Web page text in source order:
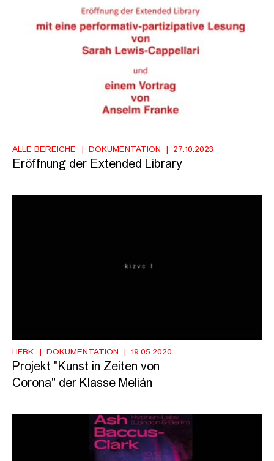
ALLE BEREICHE DOKUMENTATION 27.10.2023
Eröffnung der Extended Library
HFBK DOKUMENTATION 19.05.2020
Projekt "Kunst in Zeiten von
Corona" der Klasse Melián